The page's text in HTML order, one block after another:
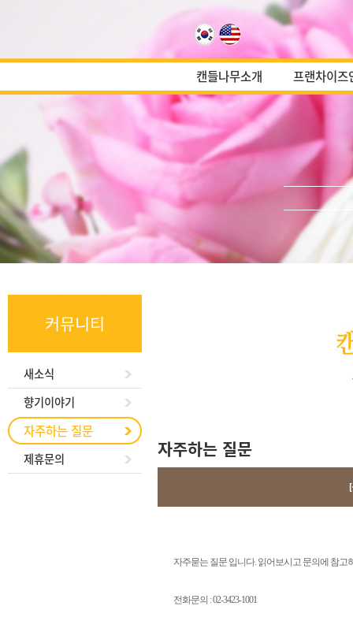
캔들나무소개 프랜차이즈
커뮤니티
새소식
향기이야기
자주하는 질문
제휴문의 자주하는 질문
자주묻는 질문 입니다. 읽어보시고 문의에 참고
전화문의 : 02-3423-1001